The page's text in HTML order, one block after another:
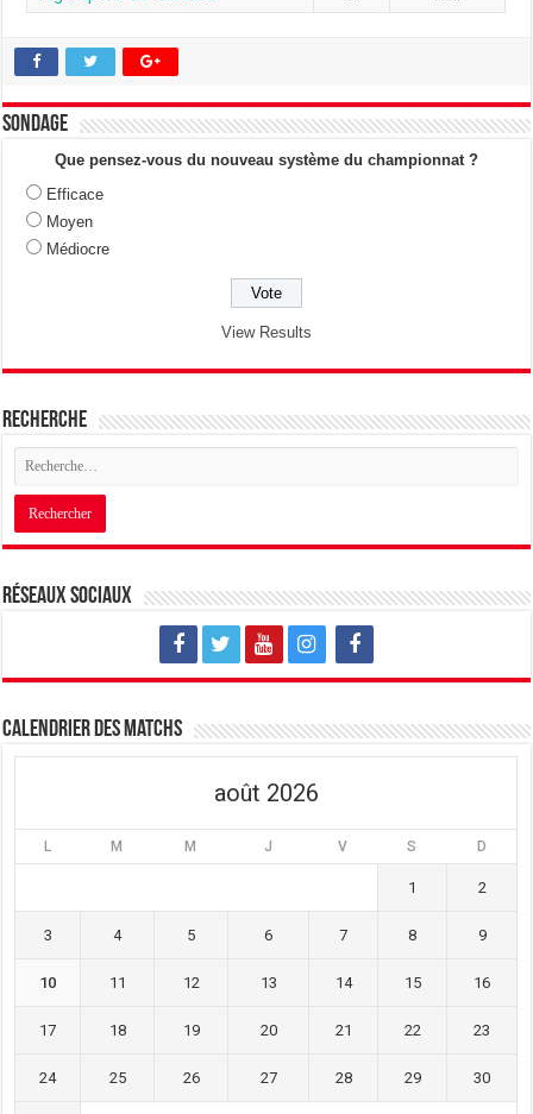
Sondage
Que pensez-vous du nouveau système du championnat ?
Efficace
Moyen
Médiocre
View Results
Recherche
Réseaux sociaux
Calendrier des matchs
août 2026
L M M J V S D
1 2
3 4 5 6 7 8 9
10 11 12 13 14 15 16
17 18 19 20 21 22 23
24 25 26 27 28 29 30